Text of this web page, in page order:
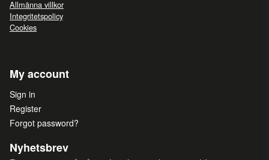
Allmänna villkor
Integritetspolicy
Cookies
My account
Sign in
Register
Forgot password?
Nyhetsbrev